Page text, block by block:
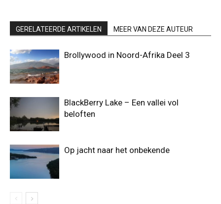
GERELATEERDE ARTIKELEN MEER VAN DEZE AUTEUR
Brollywood in Noord-Afrika Deel 3
BlackBerry Lake – Een vallei vol
beloften
Op jacht naar het onbekende